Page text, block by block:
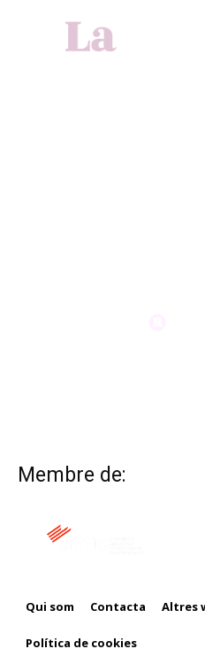
Membre de:
Qui som Contacta Altres
Política de cookies